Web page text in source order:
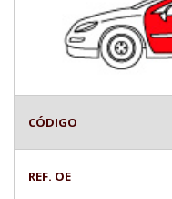
CÓDIGO
REF. OE